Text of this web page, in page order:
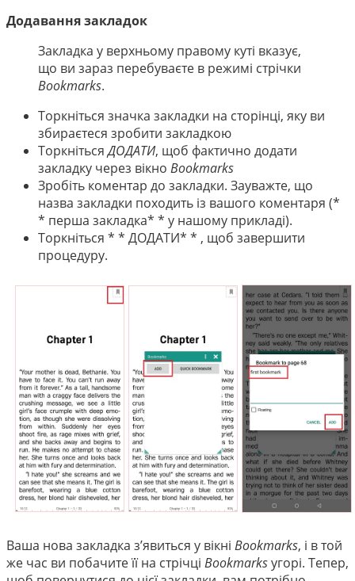
Додавання закладок
Закладка у верхньому правому куті вказує,
що ви зараз перебуваєте в режимі стрічки
Bookmarks.
Торкніться значка закладки на сторінці, яку ви
збираєтеся зробити закладкою
ТоркнітьсяДОДАТИ, щоб фактично додати
закладку через вікно Bookmarks
Зробіть коментар до закладки. Зауважте, що
назва закладки походить із вашого коментаря (*
* перша закладка* * у нашому прикладі).
Торкніться * * ДОДАТИ* * , щоб завершити
процедуру.
Ваша нова закладка з’явиться у вікні Bookmarks, і в той
же час ви побачите її на стрічці Bookmarksугорі. Тепер,